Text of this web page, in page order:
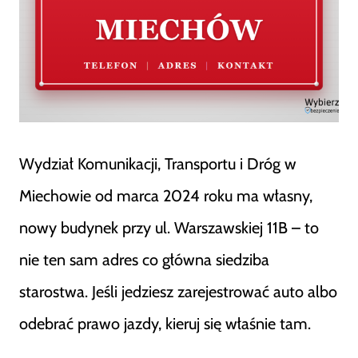
Wydział Komunikacji, Transportu i Dróg w
Miechowie od marca 2024 roku ma własny,
nowy budynek przy ul. Warszawskiej 11B – to
nie ten sam adres co główna siedziba
starostwa. Jeśli jedziesz zarejestrować auto albo
odebrać prawo jazdy, kieruj się właśnie tam.